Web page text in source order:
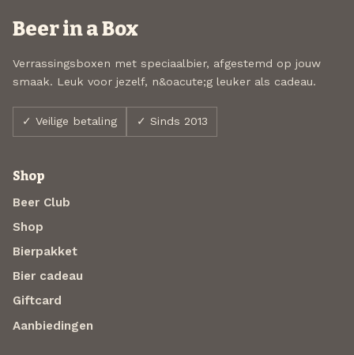
Beer in a Box
Verrassingsboxen met speciaalbier, afgestemd op jouw
smaak. Leuk voor jezelf, n&oacute;g leuker als cadeau.
✓ Veilige betaling ✓ Sinds 2013
Shop
Beer Club
Shop
Bierpakket
Bier cadeau
Giftcard
Aanbiedingen